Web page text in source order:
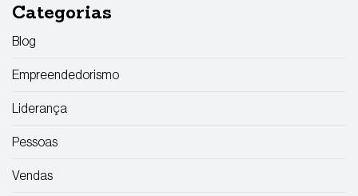
Categorias
Blog
Empreendedorismo
Liderança
Pessoas
Vendas